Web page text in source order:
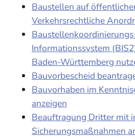
Baustellen auf
Verkehrsrechtliche
Informationssystem
Baden-Württemberg
Bauvorbescheid
Bauvorhaben im
anzeigen
Beauftragung Dritter mit
Sicherungsmaßnahmen